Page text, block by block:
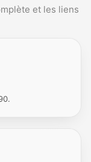
et les liens